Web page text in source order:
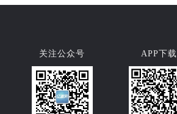
关注公众号 APP下载